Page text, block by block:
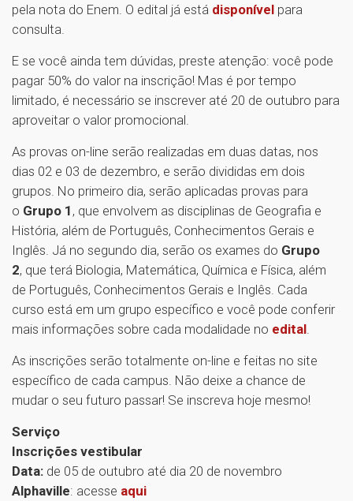
pela nota do Enem. O edital já está disponível para
consulta.
E se você ainda tem dúvidas, preste atenção: você pode
pagar 50% do valor na inscrição! Mas é por tempo
limitado, é necessário se inscrever até 20 de outubro para
aproveitar o valor promocional.
As provas on-line serão realizadas em duas datas, nos
dias 02 e 03 de dezembro, e serão divididas em dois
grupos. No primeiro dia, serão aplicadas provas para
o Grupo 1 , que envolvem as disciplinas de Geografia e
História, além de Português, Conhecimentos Gerais e
Inglês. Já no segundo dia, serão os exames do Grupo
2, que terá Biologia, Matemática, Química e Física, além
de Português, Conhecimentos Gerais e Inglês. Cada
curso está em um grupo específico e você pode conferir
mais informações sobre cada modalidade no edital
As inscrições serão totalmente on-line e feitas no site
específico de cada campus. Não deixe a chance de
mudar o seu futuro passar! Se inscreva hoje mesmo!
Serviço
Inscrições vestibular
Data: de 05 de outubro até dia 20 de novembro
Alphaville: acesse aqui